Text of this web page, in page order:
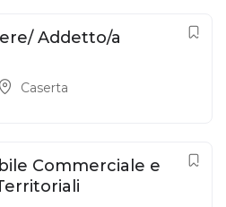
Addetto/a
Caserta
Commerciale e